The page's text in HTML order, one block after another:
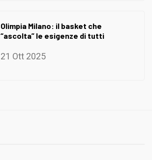
Olimpia Milano: il basket che
“ascolta” le esigenze di tutti
21 Ott 2025